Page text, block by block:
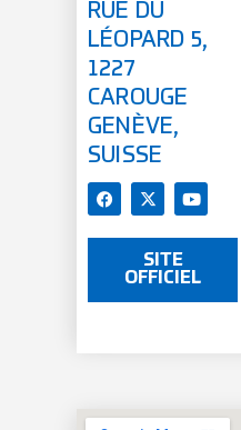
RUE DU
LÉOPARD 5,
1227
CAROUGE
GENÈVE,
SUISSE
SITE
OFFICIEL